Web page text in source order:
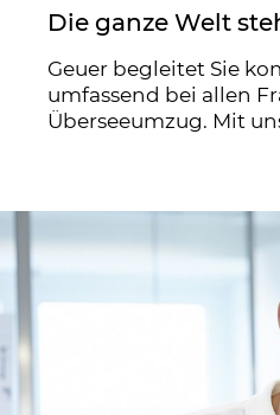
Die ganze Welt
Geuer begleitet Sie
umfassend bei allen
Überseeumzug. Mit